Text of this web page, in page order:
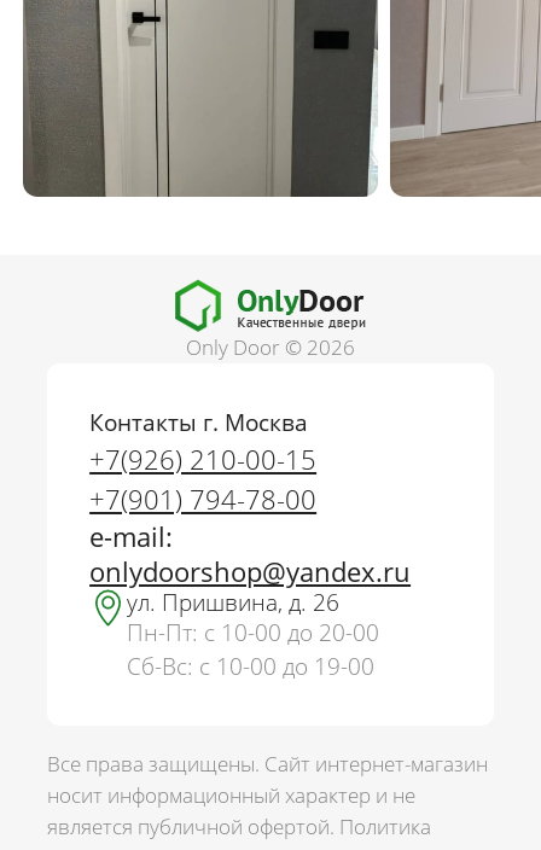
г. Москва
Only Door © 2026
Контакты г. Москва
+7(926) 210-00-15
+7(901) 794-78-00
e-mail:
onlydoorshop@yandex.ru
ул. Пришвина, д. 26
Пн-Пт: с 10-00 до 20-00
Сб-Вс: с 10-00 до 19-00
Все права защищены. Сайт интернет-магазин
носит информационный характер и не
является публичной офертой. Политика